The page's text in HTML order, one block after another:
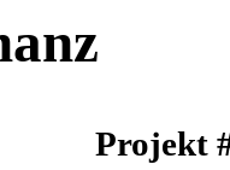
Projekt